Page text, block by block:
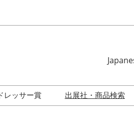
English
レッサー賞
出展社・商品検索